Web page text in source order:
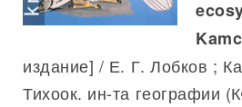
издание] / Е. Г. Лобков ;
Тихоок. ин-та географии